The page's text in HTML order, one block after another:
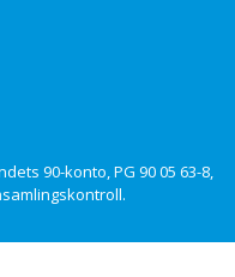
90-konto, PG 90 05 63-8,